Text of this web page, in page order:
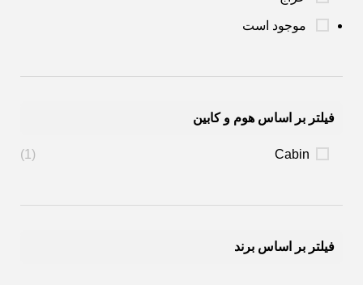
موجود است
فیلتر بر اساس هوم و کابین
Cabin
(1)
فیلتر بر اساس برند